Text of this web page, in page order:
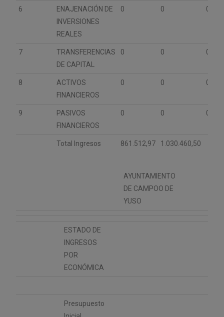
6
ENAJENACIÓN DE
INVERSIONES
REALES
0 0 0
7
TRANSFERENCIAS
DE CAPITAL
0 0 0
8
ACTIVOS
FINANCIEROS
0 0 0
9
PASIVOS
FINANCIEROS
0 0 0
Total Ingresos 861.512,97 1.030.460,50
AYUNTAMIENTO
DE CAMPOO DE
YUSO
ESTADO DE
INGRESOS
POR
ECONÓMICA
Presupuesto